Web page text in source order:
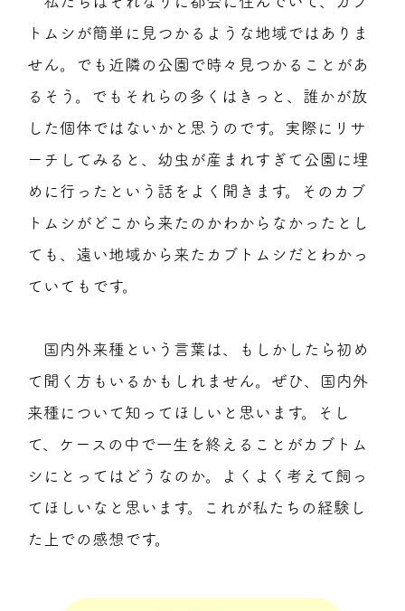
トムシが簡単に見つかるような地域ではありま
せん。でも近隣の公園で時々見つかることがあ
るそう。でもそれらの多くはきっと、誰かが放
した個体ではないかと思うのです。実際にリサ
ーチしてみると、幼虫が産まれすぎて公園に埋
めに行ったという話をよく聞きます。そのカブ
トムシがどこから来たのかわからなかったとし
ても、遠い地域から来たカブトムシだとわかっ
ていてもです。
国内外来種という言葉は、もしかしたら初め
て聞く方もいるかもしれません。ぜひ、国内外
来種について知ってほしいと思います。そし
て、ケースの中で一生を終えることがカブトム
シにとってはどうなのか。よくよく考えて飼っ
てほしいなと思います。これが私たちの経験し
た上での感想です。